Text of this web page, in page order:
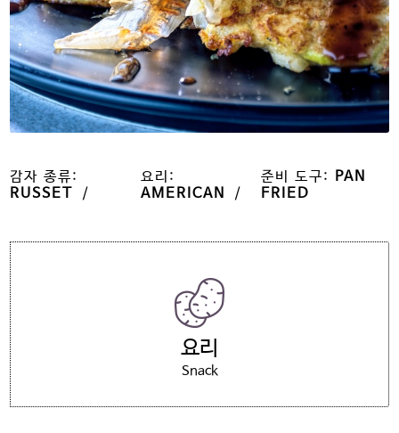
감자 종류:
RUSSET
요리:
AMERICAN
준비 도구: PAN
FRIED
요리
Snack